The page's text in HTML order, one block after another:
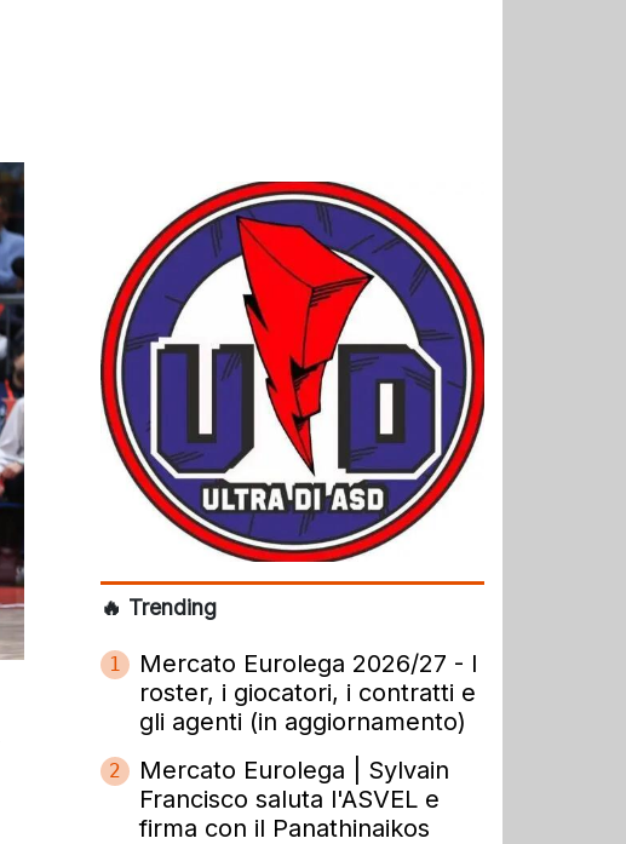
🔥 Trending
1
Mercato Eurolega 2026/27 - I
roster, i giocatori, i contratti e
gli agenti (in aggiornamento)
2
Mercato Eurolega | Sylvain
Francisco saluta l'ASVEL e
firma con il Panathinaikos